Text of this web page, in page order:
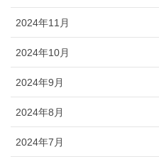
2024年11月
2024年10月
2024年9月
2024年8月
2024年7月